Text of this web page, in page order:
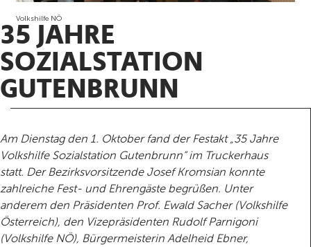
Volkshilfe NÖ
35 JAHRE
SOZIALSTATION
GUTENBRUNN
Am Dienstag den 1. Oktober fand der Festakt „35 Jahre
Volkshilfe Sozialstation Gutenbrunn“ im Truckerhaus
statt. Der Bezirksvorsitzende Josef Kromsian konnte
zahlreiche Fest- und Ehrengäste begrüßen. Unter
anderem den Präsidenten Prof. Ewald Sacher (Volkshilfe
Österreich), den Vizepräsidenten Rudolf Parnigoni
(Volkshilfe NÖ), Bürgermeisterin Adelheid Ebner,